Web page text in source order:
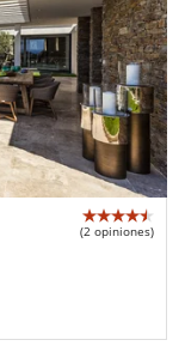
(2 opiniones)